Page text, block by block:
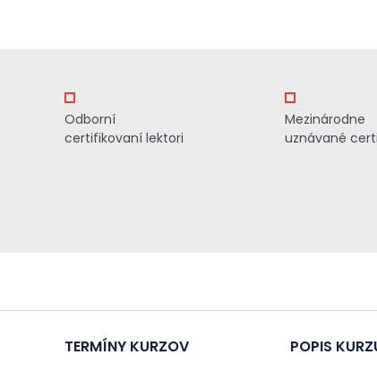
Odborní
certifikovaní lektori
Mezinárodne
uznávané
TERMÍNY KURZOV POPIS